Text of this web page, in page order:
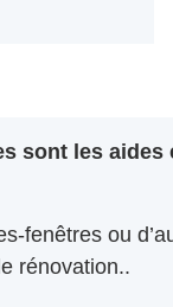
sont les aides
fenêtres ou
rénovation..